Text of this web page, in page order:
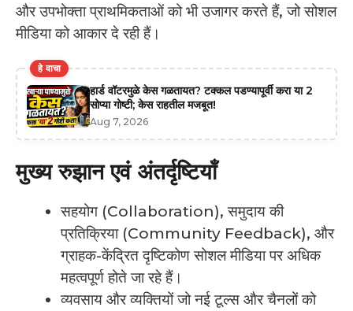
और उपभोक्ता प्राथमिकताओं को भी उजागर करते हैं, जो सोशल
मीडिया को आकार दे रही हैं।
हे वाचा
हार्ड वॉटरमुळे केस गळतायत? टक्कल पडण्यापूर्वी करा या 2
सोप्या गोष्टी; केस राहतील मजबूत!
Aug 7, 2026
मुख्य रुझान एवं अंतर्दृष्टियाँ
सहयोग (Collaboration), समुदाय की
प्रतिक्रिया (Community Feedback), और
ग्राहक-केंद्रित दृष्टिकोण सोशल मीडिया पर अधिक
महत्वपूर्ण होते जा रहे हैं।
व्यवसाय और व्यक्तियों जो नई टूल्स और चैनलों को